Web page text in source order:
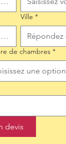
Ville *
de chambres *
une option
devis